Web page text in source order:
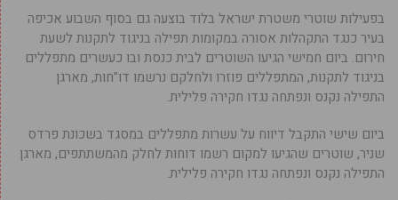
בפעילות שוטרי משטרת ישראל בלוד בוצעה גם בסוף השבוע אכיפה
בעיר כנגד התקהלות אסורה במקומות תפילה בניגוד לתקנות לשעת
חירום. ביום חמישי הגיעו השוטרים לבית כנסת ובו כעשרים מתפללים
בניגוד לתקנות, המתפללים פוזרו ולחלקם נרשמו דו”חות, מארגן
התפילה נקנס ונפתחה נגדו חקירה פלילית.
ביום שישי התקבל דיווח על עשרות מתפללים במסגד בשכונת פרדס
שניר, שוטרים שהגיעו למקום רשמו דוחות לחלק מהמשתתפים, מארגן
התפילה נקנס ונפתחה נגדו חקירה פלילית.